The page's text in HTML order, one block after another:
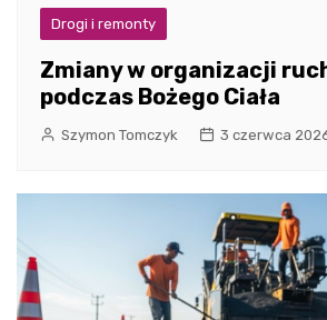
Drogi i remonty
Zmiany w organizacji
podczas Bożego Ciała
Szymon Tomczyk 3 czerwca